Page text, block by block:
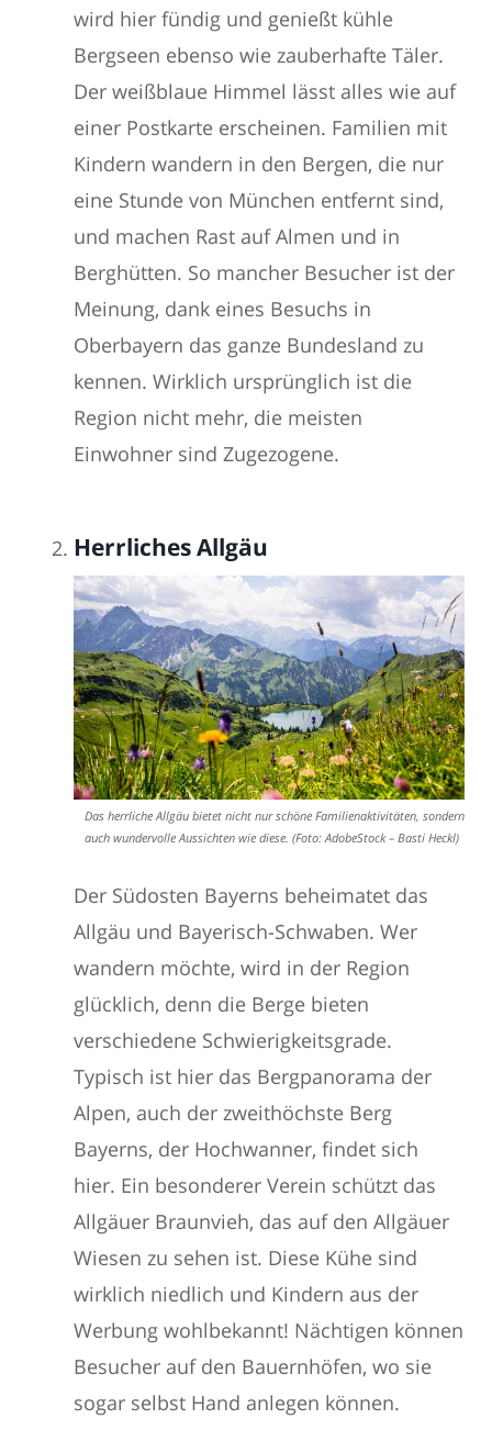
wird hier fündig und genießt kühle
Bergseen ebenso wie zauberhafte Täler.
Der weißblaue Himmel lässt alles wie auf
einer Postkarte erscheinen. Familien mit
Kindern wandern in den Bergen, die nur
eine Stunde von München entfernt sind,
und machen Rast auf Almen und in
Berghütten. So mancher Besucher ist der
Meinung, dank eines Besuchs in
Oberbayern das ganze Bundesland zu
kennen. Wirklich ursprünglich ist die
Region nicht mehr, die meisten
Einwohner sind Zugezogene.
Herrliches Allgäu
Das herrliche Allgäu bietet nicht nur schöne Familienaktivitäten, sondern
auch wundervolle Aussichten wie diese. (Foto: AdobeStock – Basti Heckl)
Der Südosten Bayerns beheimatet das
Allgäu und Bayerisch-Schwaben. Wer
wandern möchte, wird in der Region
glücklich, denn die Berge bieten
verschiedene Schwierigkeitsgrade.
Typisch ist hier das Bergpanorama der
Alpen, auch der zweithöchste Berg
Bayerns, der Hochwanner, findet sich
hier. Ein besonderer Verein schützt das
Allgäuer Braunvieh, das auf den Allgäuer
Wiesen zu sehen ist. Diese Kühe sind
wirklich niedlich und Kindern aus der
Werbung wohlbekannt! Nächtigen können
Besucher auf den Bauernhöfen, wo sie
sogar selbst Hand anlegen können.